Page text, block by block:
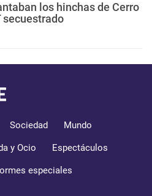
los hinchas de Cerro
secuestrado
Sociedad Mundo
y Ocio Espectáculos
especiales